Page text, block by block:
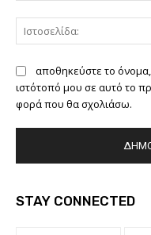
αποθηκεύστε το όνομα,
ιστότοπό μου σε αυτό το
φορά που θα σχολιάσω.
STAY CONNECTED